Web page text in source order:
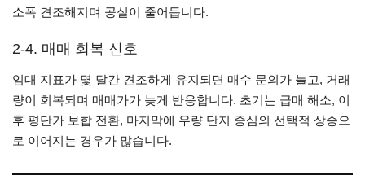
소폭 견조해지며 공실이 줄어듭니다.
2-4. 매매 회복 신호
임대 지표가 몇 달간 견조하게 유지되면 매수 문의가 늘고, 거래
량이 회복되며 매매가가 늦게 반응합니다. 초기는 급매 해소, 이
후 평단가 보합 전환, 마지막에 우량 단지 중심의 선택적 상승으
로 이어지는 경우가 많습니다.